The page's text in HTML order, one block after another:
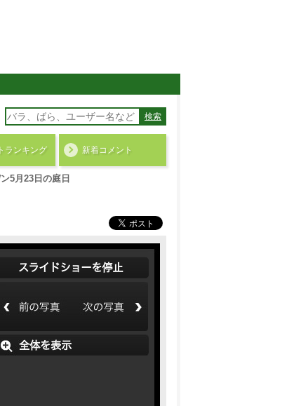
検索
ランキング 新着コメント
5月23日の庭日